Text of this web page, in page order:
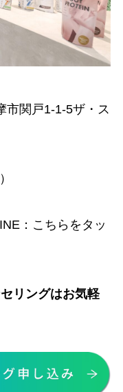
市関戸1-1-5ザ・ス
こちらをタッ
リングはお気軽